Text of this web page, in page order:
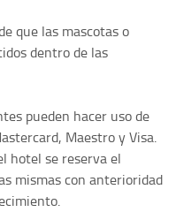
que las mascotas o
dentro de las
pueden hacer uso de
Maestro y Visa.
hotel se reserva el
mismas con anterioridad